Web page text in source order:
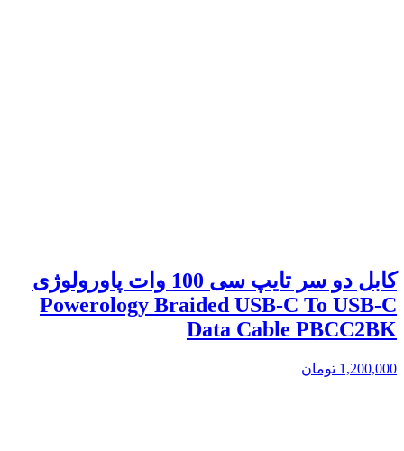
کابل دو سر تایپ سی 100 وات پاورولوژی
Powerology Braided USB-C To USB-C
Data Cable PBCC2BK
1,200,000 تومان